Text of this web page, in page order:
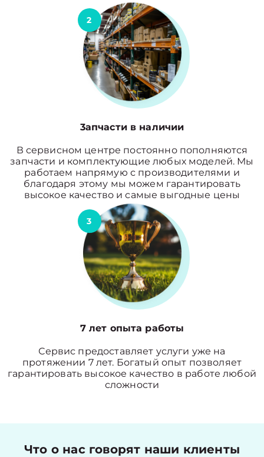
2
3апчасти в наличии
В сервисном центре постоянно пополняются
запчасти и комплектующие любых моделей. Мы
работаем напрямую с производителями и
благодаря этому мы можем гарантировать
высокое качество и самые выгодные цены
3
7 лет опыта работы
Сервис предоставляет услуги уже на
протяжении 7 лет. Богатый опыт позволяет
гарантировать высокое качество в работе любой
сложности
Что о нас говорят наши клиенты